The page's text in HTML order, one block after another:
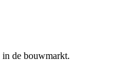
in de bouwmarkt.